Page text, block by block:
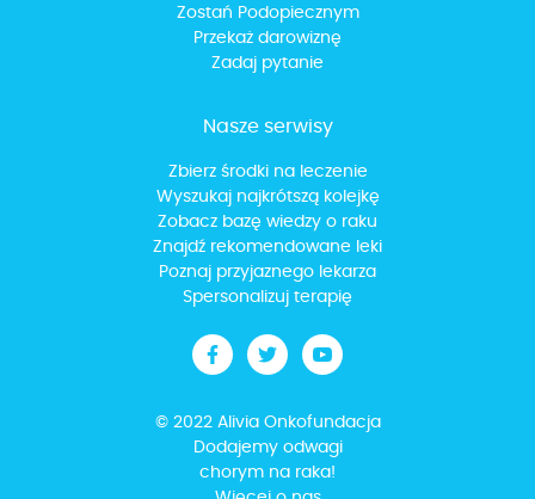
Zostań Podopiecznym
Przekaż darowiznę
Zadaj pytanie
Nasze serwisy
Zbierz środki na leczenie
Wyszukaj najkrótszą kolejkę
Zobacz bazę wiedzy o raku
Znajdź rekomendowane leki
Poznaj przyjaznego lekarza
Spersonalizuj terapię
© 2022 Alivia Onkofundacja
Dodajemy odwagi
chorym na raka!